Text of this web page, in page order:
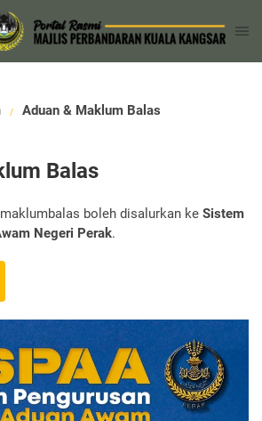
Aduan & Maklum Balas
Balas
boleh disalurkan ke Sistem
Negeri Perak.